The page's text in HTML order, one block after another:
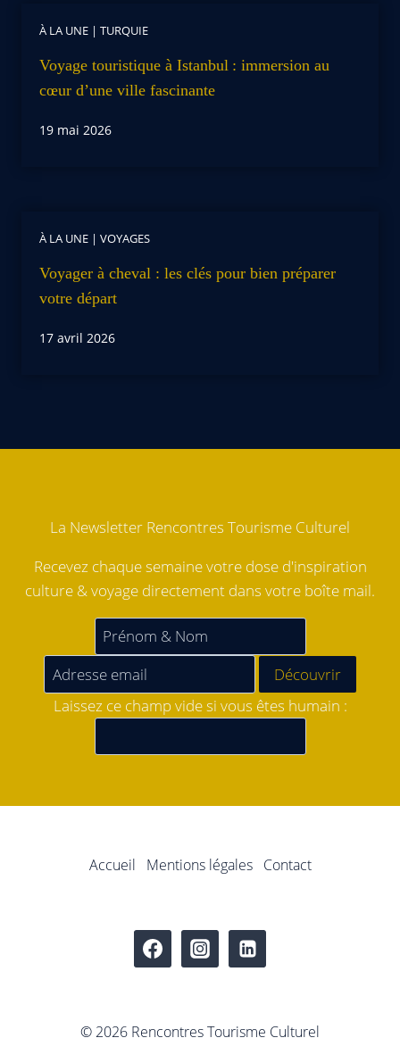
À LA UNE | TURQUIE
Voyage touristique à Istanbul : immersion au
cœur d’une ville fascinante
19 mai 2026
À LA UNE | VOYAGES
Voyager à cheval : les clés pour bien préparer
votre départ
17 avril 2026
La Newsletter Rencontres Tourisme Culturel
Recevez chaque semaine votre dose d'inspiration
culture & voyage directement dans votre boîte mail.
Laissez ce champ vide si vous êtes humain :
Accueil Mentions légales Contact
© 2026 Rencontres Tourisme Culturel